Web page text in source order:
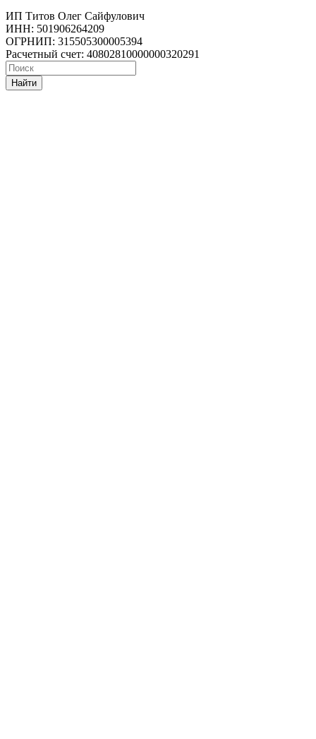
ИП Титов Олег Сайфулович
ИНН: 501906264209
ОГРНИП: 315505300005394
Расчетный счет: 40802810000000320291
Найти